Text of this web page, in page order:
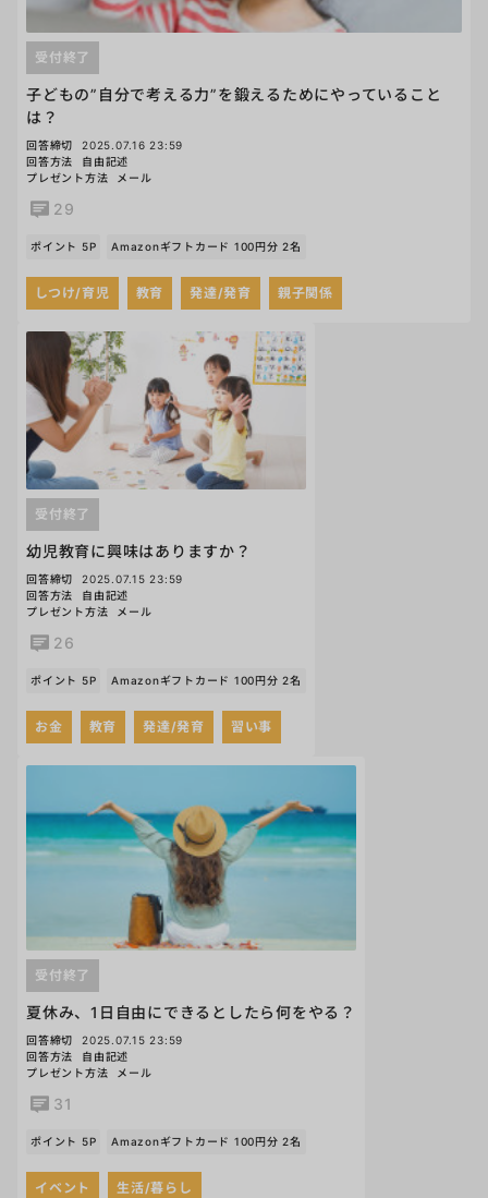
子どもの”自分で考える力”を鍛えるためにやっていること
は？
受付終了
回答締切
2025.07.16 23:59
回答方法
自由記述
プレゼント方法
メール
29
ポイント 5P Amazonギフトカード 100円分 2名
しつけ/育児 教育 発達/発育 親子関係
幼児教育に興味はありますか？
受付終了
回答締切
2025.07.15 23:59
回答方法
自由記述
プレゼント方法
メール
26
ポイント 5P Amazonギフトカード 100円分 2名
お金 教育 発達/発育 習い事
夏休み、1日自由にできるとしたら何をやる？
受付終了
回答締切
2025.07.15 23:59
回答方法
自由記述
プレゼント方法
メール
31
ポイント 5P Amazonギフトカード 100円分 2名
イベント 生活/暮らし